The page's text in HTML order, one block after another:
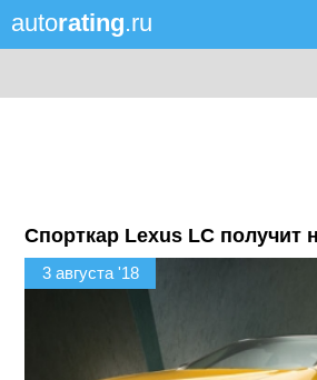
autorating.ru
Спорткар Lexus LC получит
3 августа '18